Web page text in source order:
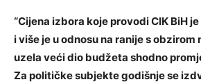
“Cijena izbora koje provodi CIK BiH
i više je u odnosu na ranije s obzirom
uzela veći dio budžeta shodno
Za političke subjekte godišnje se